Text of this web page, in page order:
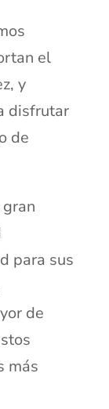
el
y
disfrutar
de
para sus
de
más